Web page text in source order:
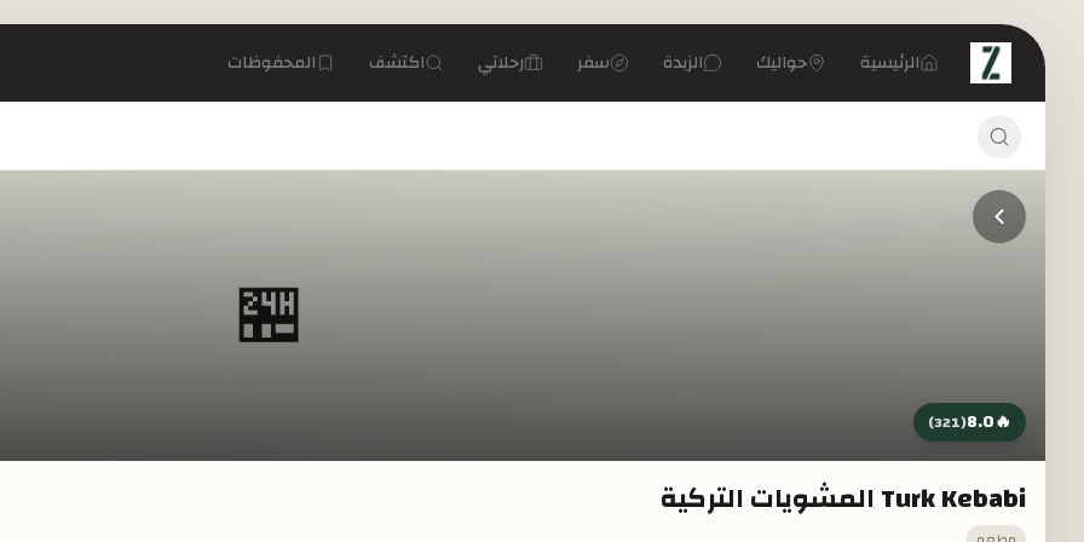
تخطي إلى المحتوى الرئيسي
الرئيسية حواليك الزبدة سفر رحلاتي اكتشف المحفوظات
🏪
🔥
8.0
(
321
)
Turk Kebabi المشويات التركية